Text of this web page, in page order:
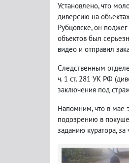
Установлено, что
диверсию на
Рубцовске, он
объектов был
видео и отправил
Следственным
ч. 1 ст. 281 УК РФ
заключения под
Напомним, что в мае
подозрению в
заданию куратора,